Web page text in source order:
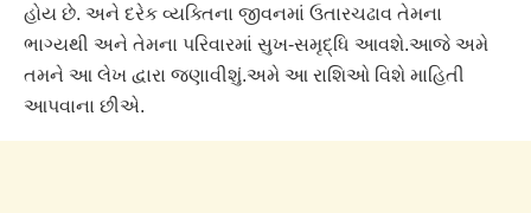
હોય છે. અને દરેક વ્યક્તિના જીવનમાં ઉતારચઢાવ તેમના
ભાગ્યથી અને તેમના પરિવારમાં સુખ-સમૃદ્ધિ આવશે.આજે અમે
તમને આ લેખ દ્વારા જણાવીશું.અમે આ રાશિઓ વિશે માહિતી
આપવાના છીએ.